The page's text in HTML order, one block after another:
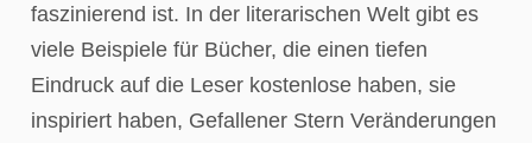
faszinierend ist. In der literarischen Welt gibt es
viele Beispiele für Bücher, die einen tiefen
Eindruck auf die Leser kostenlose haben, sie
inspiriert haben, Gefallener Stern Veränderungen